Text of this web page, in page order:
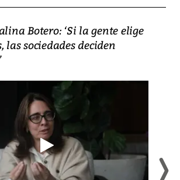
Botero: ‘Si la gente elige
las sociedades deciden